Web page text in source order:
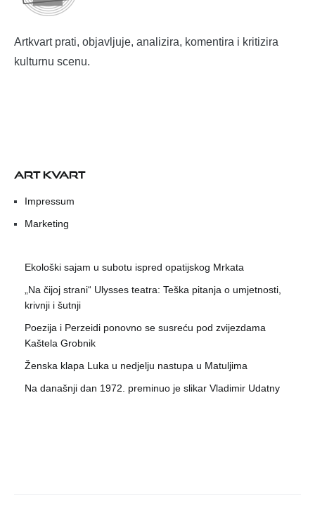
Artkvart prati, objavljuje, analizira, komentira i kritizira
kulturnu scenu.
ART KVART
Impressum
Marketing
Ekološki sajam u subotu ispred opatijskog Mrkata
„Na čijoj strani“ Ulysses teatra: Teška pitanja o umjetnosti,
krivnji i šutnji
Poezija i Perzeidi ponovno se susreću pod zvijezdama
Kaštela Grobnik
Ženska klapa Luka u nedjelju nastupa u Matuljima
Na današnji dan 1972. preminuo je slikar Vladimir Udatny